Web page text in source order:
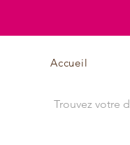
Accueil